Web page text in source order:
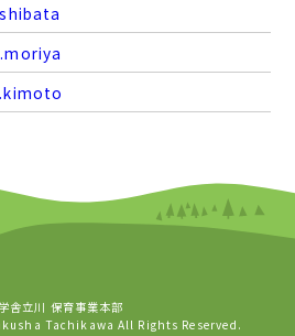
舎立川 保育事業本部
Tachikawa All Rights Reserved.